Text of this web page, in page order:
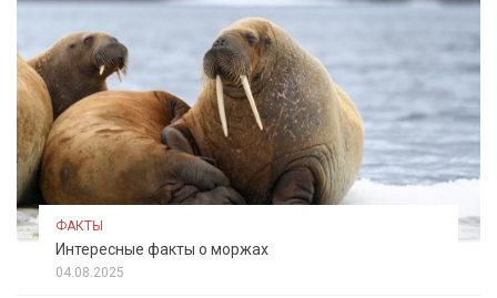
ФАКТЫ
Интересные факты о моржах
04.08.2025